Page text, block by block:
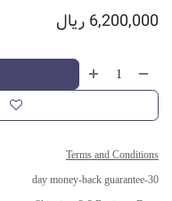
6,200,000 ریال
Terms and Conditions
30-day money-back guarantee